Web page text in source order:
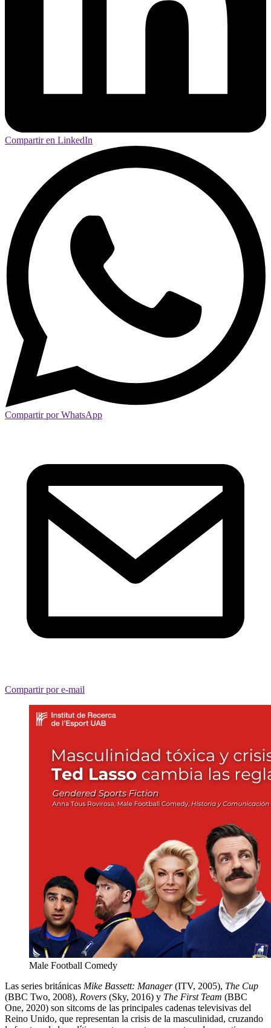
Compartir en LinkedIn
Compartir por WhatsApp
Compartir por e-mail
Male Football Comedy
Las series británicas Mike Bassett: Manager(ITV, 2005), The Cup
(BBC Two, 2008), Rovers (Sky, 2016) y The First Team (BBC
One, 2020) son sitcoms de las principales cadenas televisivas del
Reino Unido, que representan la crisis de la masculinidad, cruzando